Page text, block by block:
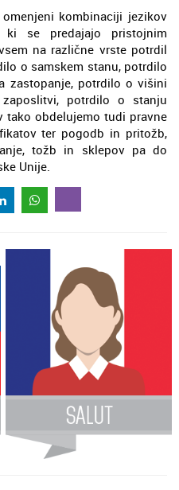
kombinaciji jezikov
ki se predajajo pristojnim
na različne vrste potrdil
o samskem stanu, potrdilo
zastopanje, potrdilo o višini
potrdilo o stanju
tako obdelujemo tudi pravne
ter pogodb in pritožb,
tožb in sklepov pa do
Unije.